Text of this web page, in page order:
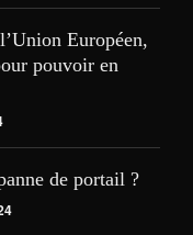
Européen,
pouvoir en
de portail ?